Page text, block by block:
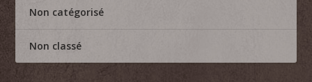
Non catégorisé
Non classé